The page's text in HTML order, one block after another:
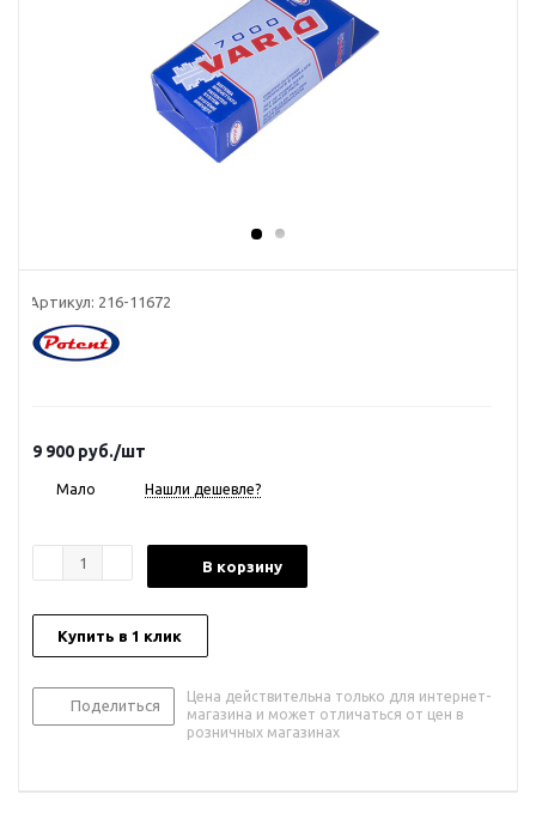
Артикул: 216-11672
9 900 руб./шт
Мало Нашли дешевле?
В корзину
Купить в 1 клик
Поделиться
Цена действительна только для интернет-
магазина и может отличаться от цен в
розничных магазинах